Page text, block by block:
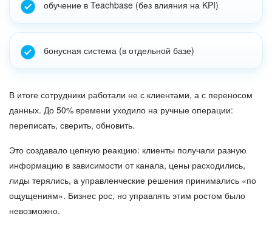
обучение в Teachbase (без влияния на KPI)
бонусная система (в отдельной базе)
В итоге сотрудники работали не с клиентами, а с переносом
данных. До 50% времени уходило на ручные операции:
переписать, сверить, обновить.
Это создавало цепную реакцию: клиенты получали разную
информацию в зависимости от канала, цены расходились,
лиды терялись, а управленческие решения принимались «по
ощущениям». Бизнес рос, но управлять этим ростом было
невозможно.